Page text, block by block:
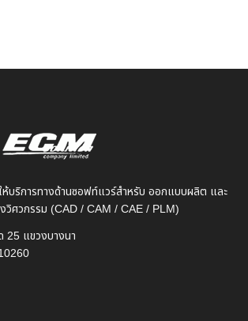
บริการทางด้านซอฟท์แวร์สำหรับ ออกแบบผลิต และ
วิศวกรรม (CAD / CAM / CAE / PLM)
25 แขวงบางนา